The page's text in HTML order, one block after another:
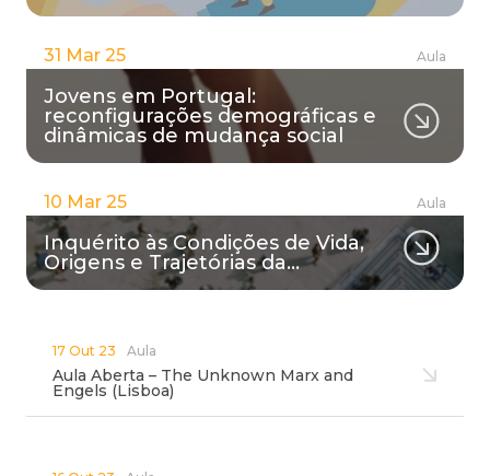
31 Mar 25 Aula
Jovens em Portugal:
reconfigurações demográficas e
dinâmicas de mudança social
10 Mar 25 Aula
Inquérito às Condições de Vida,
Origens e Trajetórias da…
17 Out 23 Aula
Aula Aberta – The Unknown Marx and
Engels (Lisboa)